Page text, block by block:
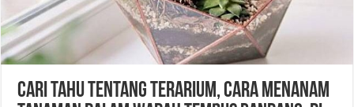
Cari Tahu Tentang Terarium, Cara Menanam